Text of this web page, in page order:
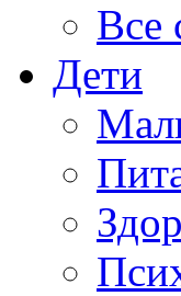
Все
Дети